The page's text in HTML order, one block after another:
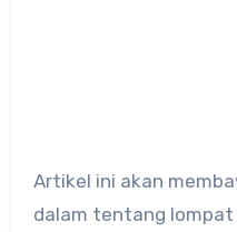
Artikel ini akan
dalam tentang lompat